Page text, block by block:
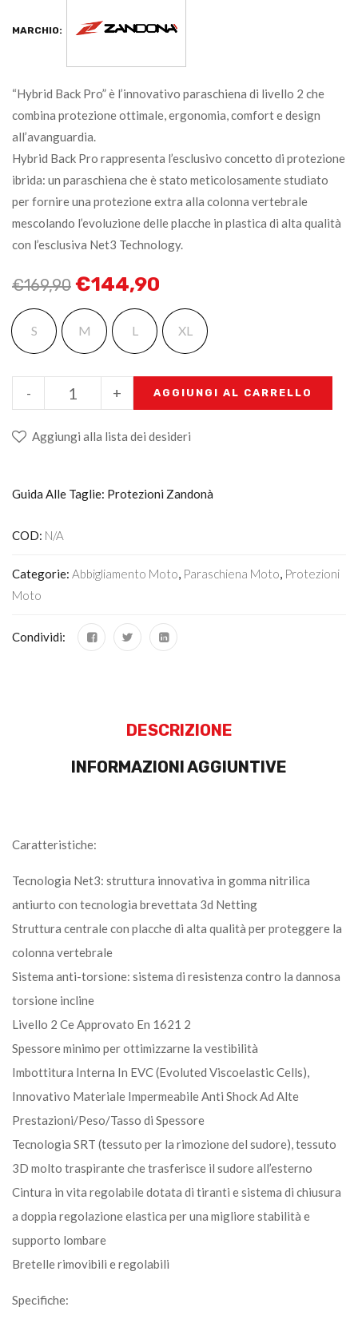
MARCHIO:
“Hybrid Back Pro” è l’innovativo paraschiena di livello 2 che
combina protezione ottimale, ergonomia, comfort e design
all’avanguardia.
Hybrid Back Pro rappresenta l’esclusivo concetto di protezione
ibrida: un paraschiena che è stato meticolosamente studiato
per fornire una protezione extra alla colonna vertebrale
mescolando l’evoluzione delle placche in plastica di alta qualità
con l’esclusiva Net3 Technology.
€169,90 €144,90
S M L XL
+
- AGGIUNGI AL CARRELLO
Aggiungi alla lista dei desideri
Guida Alle Taglie: Protezioni Zandonà
COD: N/A
Categorie: Abbigliamento Moto, Paraschiena Moto, Protezioni
Moto
Condividi:
DESCRIZIONE
INFORMAZIONI AGGIUNTIVE
Caratteristiche:
Tecnologia Net3: struttura innovativa in gomma nitrilica
antiurto con tecnologia brevettata 3d Netting
Struttura centrale con placche di alta qualità per proteggere la
colonna vertebrale
Sistema anti-torsione: sistema di resistenza contro la dannosa
torsione incline
Livello 2 Ce Approvato En 1621 2
Spessore minimo per ottimizzarne la vestibilità
Imbottitura Interna In EVC (Evoluted Viscoelastic Cells),
Innovativo Materiale Impermeabile Anti Shock Ad Alte
Prestazioni/Peso/Tasso di Spessore
Tecnologia SRT (tessuto per la rimozione del sudore), tessuto
3D molto traspirante che trasferisce il sudore all’esterno
Cintura in vita regolabile dotata di tiranti e sistema di chiusura
a doppia regolazione elastica per una migliore stabilità e
supporto lombare
Bretelle rimovibili e regolabili
Specifiche: